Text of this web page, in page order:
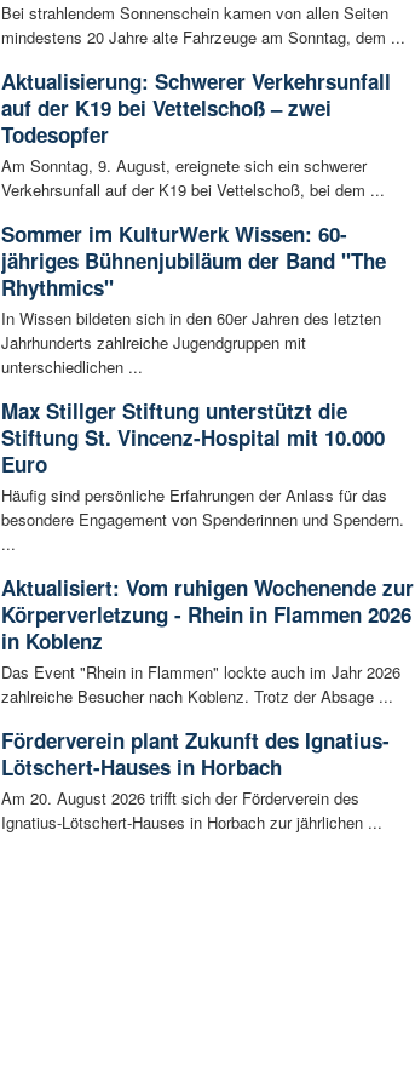
Bei strahlendem Sonnenschein kamen von allen Seiten
mindestens 20 Jahre alte Fahrzeuge am Sonntag, dem ...
Aktualisierung: Schwerer Verkehrsunfall
auf der K19 bei Vettelschoß – zwei
Todesopfer
Am Sonntag, 9. August, ereignete sich ein schwerer
Verkehrsunfall auf der K19 bei Vettelschoß, bei dem ...
Sommer im KulturWerk Wissen: 60-
jähriges Bühnenjubiläum der Band "The
Rhythmics"
In Wissen bildeten sich in den 60er Jahren des letzten
Jahrhunderts zahlreiche Jugendgruppen mit
unterschiedlichen ...
Max Stillger Stiftung unterstützt die
Stiftung St. Vincenz-Hospital mit 10.000
Euro
Häufig sind persönliche Erfahrungen der Anlass für das
besondere Engagement von Spenderinnen und Spendern.
...
Aktualisiert: Vom ruhigen Wochenende zur
Körperverletzung - Rhein in Flammen 2026
in Koblenz
Das Event "Rhein in Flammen" lockte auch im Jahr 2026
zahlreiche Besucher nach Koblenz. Trotz der Absage ...
Förderverein plant Zukunft des Ignatius-
Lötschert-Hauses in Horbach
Am 20. August 2026 trifft sich der Förderverein des
Ignatius-Lötschert-Hauses in Horbach zur jährlichen ...